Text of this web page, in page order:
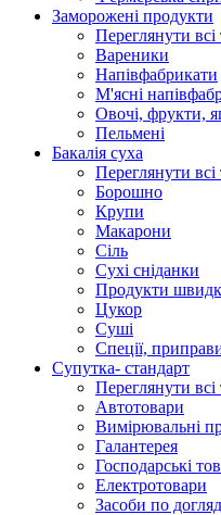
Заморожені продукти
Переглянути всі
Вареники
Напівфабрикати
М'ясні
Овочі, фрукти,
Пельмені
Бакалія суха
Переглянути всі
Борошно
Крупи
Макарони
Сіль
Сухі сніданки
Продукти
Цукор
Суші
Спеції,
Супутка- стандарт
Переглянути всі
Автотовари
Вимірювальні
Галантерея
Господарські
Електротовари
Засоби по